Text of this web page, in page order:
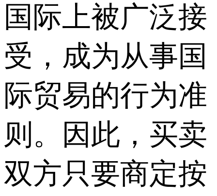
国际上被广泛接
受，成为从事国
际贸易的行为准
则。因此，买卖
双方只要商定按